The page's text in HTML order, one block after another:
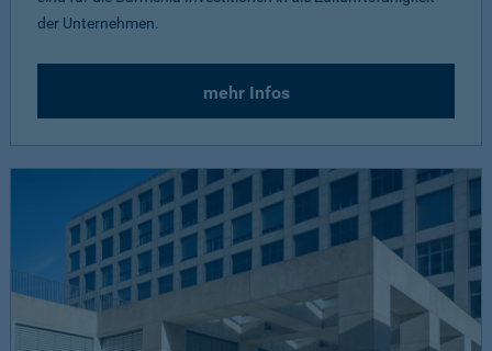
der Unternehmen.
mehr Infos